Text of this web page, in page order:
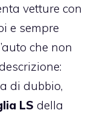
vetture con
e sempre
che non
di dubbio,
LS della